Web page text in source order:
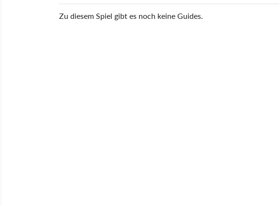
Zu diesem Spiel gibt es noch keine Guides.